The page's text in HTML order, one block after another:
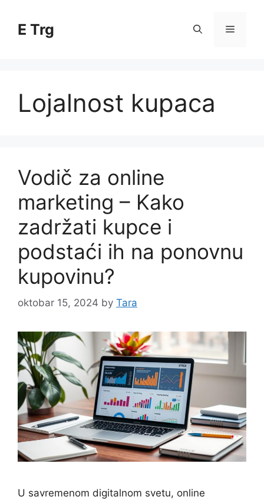
contentE Trg Menu
Lojalnost kupaca
Vodič za online
marketing – Kako
zadržati kupce i
podstaći ih na ponovnu
kupovinu?
oktobar 15, 2024 by Tara
U savremenom digitalnom svetu, online